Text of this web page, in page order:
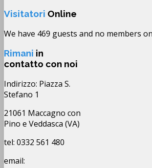
Visitatori Online
We have 469 guests and no members
Rimani in
contatto con noi
Indirizzo: Piazza S.
Stefano 1
21061 Maccagno con
Pino e Veddasca (VA)
tel: 0332 561 480
email: